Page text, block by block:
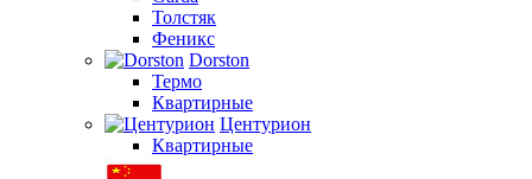
Толстяк
Феникс
Dorston
Термо
Квартирные
Центурион
Квартирные